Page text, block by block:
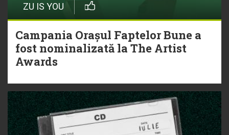
ZU IS YOU
Campania Orașul Faptelor Bune a
fost nominalizată la The Artist
Awards